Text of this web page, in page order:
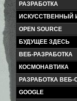
РАЗРАБОТКА
ИСКУССТВЕННЫЙ
OPEN SOURCE
БУДУЩЕЕ ЗДЕСЬ
ВЕБ-РАЗРАБОТКА
КОСМОНАВТИКА
РАЗРАБОТКА ВЕБ-
GOOGLE